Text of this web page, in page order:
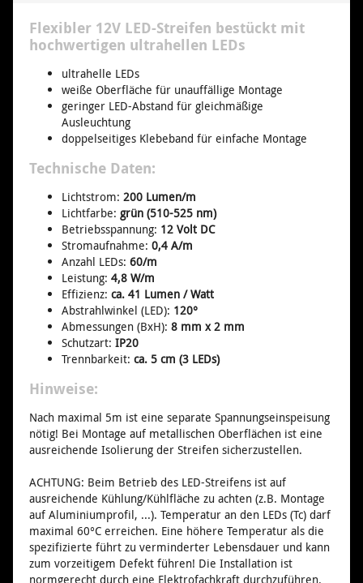
Flexibler 12V LED-Streifen bestückt mit
hochwertigen ultrahellen LEDs
ultrahelle LEDs
weiße Oberfläche für unauffällige Montage
geringer LED-Abstand für gleichmäßige
Ausleuchtung
doppelseitiges Klebeband für einfache Montage
Technische Daten:
Lichtstrom: 200 Lumen/m
Lichtfarbe: grün (510-525 nm)
Betriebsspannung: 12 Volt DC
Stromaufnahme: 0,4 A/m
Anzahl LEDs: 60/m
Leistung: 4,8 W/m
Effizienz: ca. 41 Lumen / Watt
Abstrahlwinkel (LED): 120°
Abmessungen (BxH): 8 mm x 2 mm
Schutzart: IP20
Trennbarkeit: ca. 5 cm (3 LEDs)
Hinweise:
Nach maximal 5m ist eine separate Spannungseinspeisung
nötig! Bei Montage auf metallischen Oberflächen ist eine
ausreichende Isolierung der Streifen sicherzustellen.
ACHTUNG: Beim Betrieb des LED-Streifens ist auf
ausreichende Kühlung/Kühlfläche zu achten (z.B. Montage
auf Aluminiumprofil, ...). Temperatur an den LEDs (Tc) darf
maximal 60°C erreichen. Eine höhere Temperatur als die
spezifizierte führt zu verminderter Lebensdauer und kann
zum vorzeitigem Defekt führen! Die Installation ist
normgerecht durch eine Elektrofachkraft durchzuführen.